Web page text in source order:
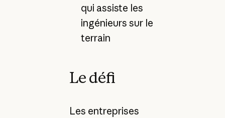
qui assiste les
ingénieurs sur le
terrain
Le défi
Les entreprises